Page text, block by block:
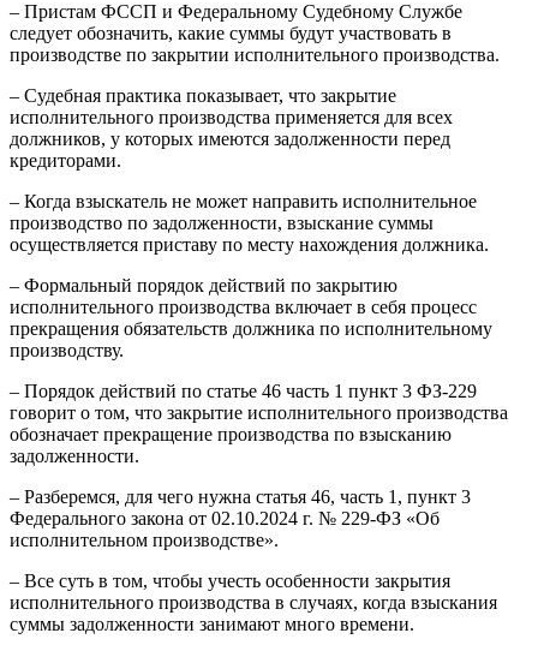
– Пристам ФССП и Федеральному Судебному Службе
следует обозначить, какие суммы будут участвовать в
производстве по закрытии исполнительного производства.
– Судебная практика показывает, что закрытие
исполнительного производства применяется для всех
должников, у которых имеются задолженности перед
кредиторами.
– Когда взыскатель не может направить исполнительное
производство по задолженности, взыскание суммы
осуществляется приставу по месту нахождения должника.
– Формальный порядок действий по закрытию
исполнительного производства включает в себя процесс
прекращения обязательств должника по исполнительному
производству.
– Порядок действий по статье 46 часть 1 пункт 3 ФЗ-229
говорит о том, что закрытие исполнительного производства
обозначает прекращение производства по взысканию
задолженности.
– Разберемся, для чего нужна статья 46, часть 1, пункт 3
Федерального закона от 02.10.2024 г. № 229-ФЗ «Об
исполнительном производстве».
– Все суть в том, чтобы учесть особенности закрытия
исполнительного производства в случаях, когда взыскания
суммы задолженности занимают много времени.